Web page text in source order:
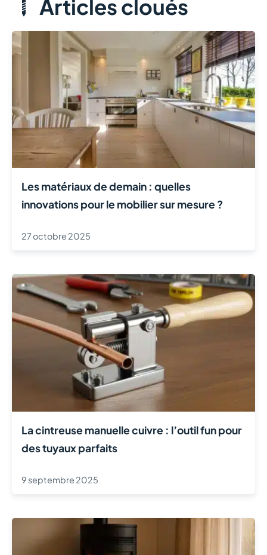
Articles cloués
Les matériaux de demain : quelles
innovations pour le mobilier sur mesure ?
27 octobre 2025
La cintreuse manuelle cuivre : l’outil fun pour
des tuyaux parfaits
9 septembre 2025